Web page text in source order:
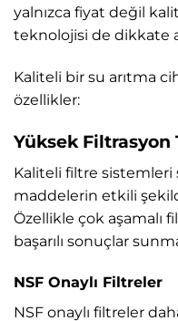
yalnızca fiyat değil
teknolojisi de dikkate
Kaliteli bir su arıtma
özellikler:
Yüksek Filtrasyon
Kaliteli filtre sistemleri
maddelerin etkili
Özellikle çok aşamalı
başarılı sonuçlar
NSF Onaylı Filtreler
NSF onaylı filtreler